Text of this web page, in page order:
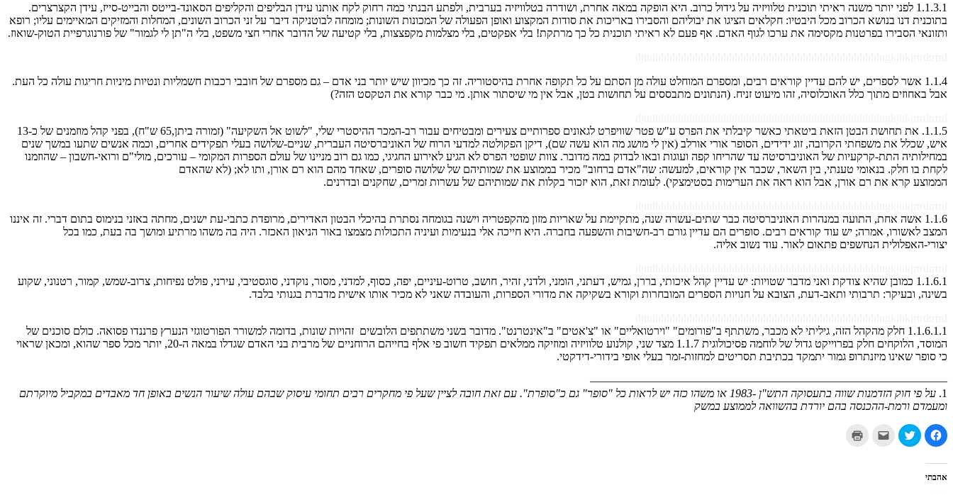
1.1.3.1 לפני יותר משנה ראיתי תוכנית טלוויזיה על גידול כרוב. היא הופקה במאה אחרת, ושודרה בטלוויזיה בערבית, ולפתע הבנתי כמה רחוק לקח אותנו עידן הבליפים והקליפים הסאונד-בייטס והבייט-סייז, עידן הקצרצרים.
בתוכנית דנו בנושא הכרוב מכל היבטיו: חקלאים הציגו את יבוליהם והסבירו באריכות את סודות המקצוע ואופן הפעולה של המכונות השונות; מומחה לבוטניקה דיבר על זני הכרוב השונים, המחלות והמזיקים המאיימים עליו; רופא
ותזונאי הסבירו בפרטנות מקסימה את ערכו לגוף האדם. אף פעם לא ראיתי תוכנית כל כך מרתקת! בלי אפקטים, בלי מצלמות מקפצצות, בלי קטיעה של הדובר אחרי חצי משפט, בלי ה"תן לי לגמור" של פורנוגרפיית הטוק-שואוז.
1.1.4 אשר לספרים, יש להם עדיין קוראים רבים, ומספרם המוחלט עולה מן הסתם על כל תקופה אחרת בהיסטוריה. זה כך מכיוון שיש יותר בני אדם – גם מספרם של חובבי רכבות חשמליות ונטיות מיניות חריגות עולה כל העת.
אבל באחוזים מתוך כלל האוכלוסיה, זהו מיעוט זניח. (הנתונים מתבססים על תחושות בטן, אבל אין מי שיסתור אותן. מי כבר קורא את הטקסט הזה?)
1.1.5. את תחושת הבטן הזאת ביטאתי כאשר קיבלתי את הפרס ע"ש פטר שוויפרט לגאונים ספרותיים צעירים ומבטיחים עבור רב-המכר ההיסטרי שלי, "לשוט אל השקיעה" (זמורה ביתן,65 ש"ח), בפני קהל מוזמנים של כ-13
איש, שכלל את משפחתי הקרובה, זוג ידידים, הסופר אורי אורלב (אין לי מושג מה הוא עשה שם), דיקן הפקולטה למדעי הרוח של האוניברסיטה העברית, שניים-שלושה בעלי תפקידים אחרים, וכמה אנשים שתעו במשך שנים
במחילותיה התת-קרקעיות של האוניברסיטה עד שהריחו קפה ועוגות ובאו לבדוק במה מדובר. צוות שופטי הפרס לא הגיע לאירוע החגיגי, כמו גם רוב מניינו של עולם הספרות המקומי – עורכים, מולי"ם ורואי-חשבון – שהוזמנו
לקחת בו חלק. בנאומי טענתי, בין השאר, שכבר אין קוראים, למעשה: שה"אדם ברחוב" מכיר בממוצע את שמותיהם של שלושה סופרים, שאחד מהם הוא רם אורן, ותו לא; (לא שהאדם
הממוצע קרא את רם אורן, אבל הוא ראה את הערימות בסטימצקי). לעומת זאת, הוא יזכור בקלות את שמותיהם של עשרות זמרים, שחקנים ובדרנים.
1.1.6 אשה אחת, התועה במנהרות האוניברסיטה כבר שתים-עשרה שנה, מתקיימת על שאריות מזון מהקפטריה וישנה בגומחה נסתרת בהיכלי הבטון האדירים, מרופדת כתבי-עת ישנים, מחתה באזני בנימוס בתום דברי. זה איננו
המצב לאשורו, אמרה; יש עוד קוראים רבים. סופרים הם עדיין גורם רב-חשיבות והשפעה בחברה. היא חייכה אלי בנעימות ועיניה התכולות מצמצו באור הניאון האכזר. היה בה משהו מרתיע ומושך בה בעת, כמו בכל
יצורי-האפלולית הנחשפים פתאום לאור. עוד נשוב אליה.
1.1.6.1 כמובן שהיא צודקת ואני מדבר שטויות: יש עדיין קהל איכותי, בררן, גמיש, דעתני, הומני, ולדני, זהיר, חושב, טרוט-עיניים, יפה, כסוף, למדני, מסור, נוקדני, סוגסטיבי, עירני, פולט נפיחות, צרוב-שמש, קמור, רטנוני, שקוע
בשינה, ובעיקר: תרבותי ותאב-דעת, הצובא על חנויות הספרים המובחרות וקורא בשקיקה את מדורי הספרות, והעובדה שאני לא מכיר אותו אישית מדברת בגנותי בלבד.
1.1.6.1.1 חלק מהקהל הזה, גיליתי לא מכבר, משתתף ב"פורומים" "וירטואליים" או "צ'אטים" ב"אינטרנט". מדובר בשני משתתפים הלובשים זהויות שונות, בדומה למשורר הפורטוגזי הנערץ פרננדו פסואה. כולם סוכנים של
המוסד, הלוקחים חלק בפרוייקט גדול של לוחמה פסיכולוגית 1.1.7 מצד שני, קולנוע טלוויזיה ומוזיקה ממלאים תפקיד חשוב פי אלף בחייהם הרוחניים של מרבית בני האדם שגדלו במאה ה-20, יותר מכל ספר שהוא, ומכאן שראוי
כי סופר שאינו מיזנתרופ גמור יתמקד בכתיבת תסריטים למחזות-זמר בעלי אופי בידורי-דידקטי.
———————————————————————————————–
1. על פי חוק הזדמנות שווה בתעסוקה התש"ן -1983 או משהו כזה יש לראות כל
"סופר" גם כ"סופרת". עם זאת חובה לציין שעל פי מחקרים רבים תחומי עיסוק שבהם עולה שיעור הנשים באופן חד מאבדים במקביל מיוקרתם
ומעמדם ורמת-ההכנסה בהם יורדת בהשוואה לממוצע במשק
לחיצה
לשיתוף
בפייסבוק
בחלון
חדש)
לחצו
כדי
לחצו
אהבתי